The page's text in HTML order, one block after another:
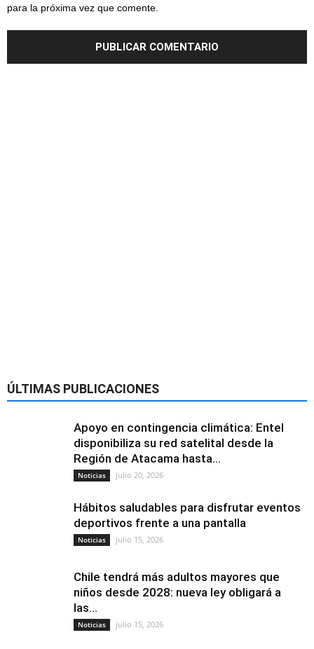
para la próxima vez que comente.
ÚLTIMAS PUBLICACIONES
Apoyo en contingencia climática: Entel
disponibiliza su red satelital desde la
Región de Atacama hasta...
Noticias julio 20, 2026
Hábitos saludables para disfrutar eventos
deportivos frente a una pantalla
Noticias julio 15, 2026
Chile tendrá más adultos mayores que
niños desde 2028: nueva ley obligará a
las...
Noticias julio 15, 2026